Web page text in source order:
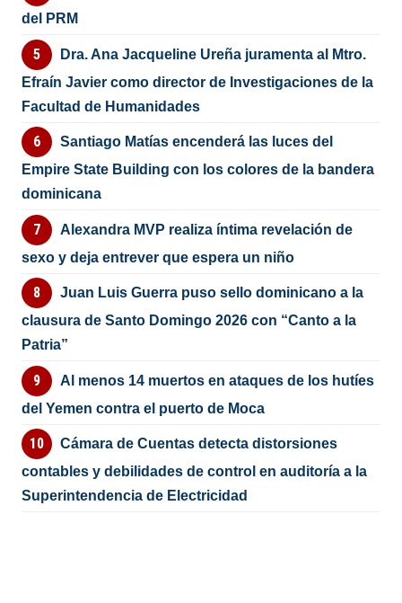
del PRM
Dra. Ana Jacqueline Ureña juramenta al Mtro.
Efraín Javier como director de Investigaciones de la
Facultad de Humanidades
Santiago Matías encenderá las luces del
Empire State Building con los colores de la bandera
dominicana
Alexandra MVP realiza íntima revelación de
sexo y deja entrever que espera un niño
Juan Luis Guerra puso sello dominicano a la
clausura de Santo Domingo 2026 con “Canto a la
Patria”
Al menos 14 muertos en ataques de los hutíes
del Yemen contra el puerto de Moca
Cámara de Cuentas detecta distorsiones
contables y debilidades de control en auditoría a la
Superintendencia de Electricidad